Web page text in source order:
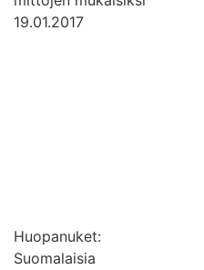
19.01.2017
Huopanuket:
Suomalaisia